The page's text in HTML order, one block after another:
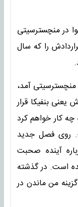
سیلوا در منچسترسیتی
را که سال
از موناکو به منچسترسیتی آمد،
بنفیکا قرار
کار خواهم کرد
روی فصل جدید
آینده صحبت
است. در گذشته
من ماندن در